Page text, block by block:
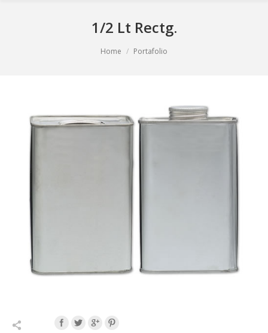
1/2 Lt Rectg.
Home Portafolio